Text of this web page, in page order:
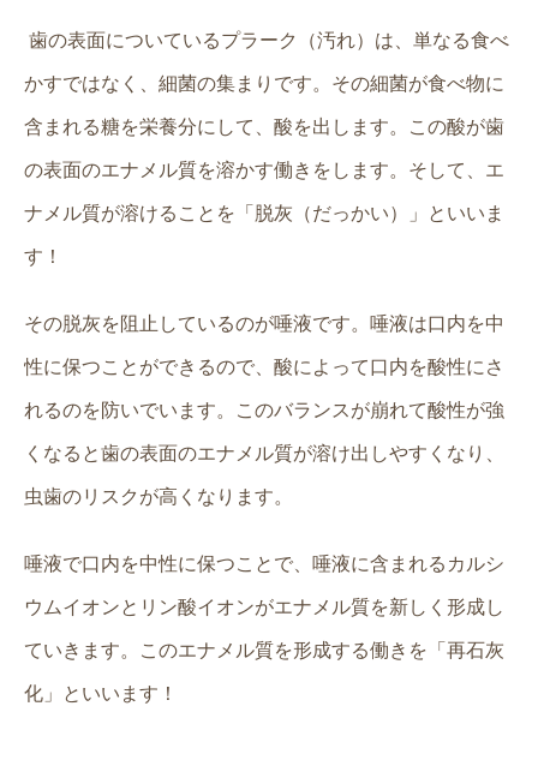
歯の表面についているプラーク （汚れ）は、単なる食べ
かすではなく、細菌の集まりです。その細菌が食べ物に
含まれる糖を栄養分にして、酸を出します。この酸が歯
の表面のエナメル質を溶かす働きをします。そして、エ
ナメル質が溶けることを「脱灰（だっかい）」といいま
す！
その脱灰を阻止しているのが唾液です。唾液は口内を中
性に保つことができるので、酸によって口内を酸性にさ
れるのを防いでいます。このバランスが崩れて酸性が強
くなると歯の表面のエナメル質が溶け出しやすくなり、
虫歯のリスクが高くなります。
唾液で口内を中性に保つことで、唾液に含まれるカルシ
ウムイオンとリン酸イオンがエナメル質を新しく形成し
ていきます。このエナメル質を形成する働きを「再石灰
化」といいます！